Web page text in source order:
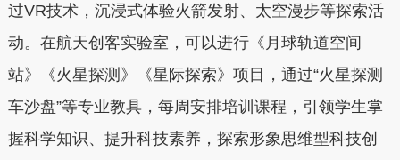
过VR技术，沉浸式体验火箭发射、太空漫步等探索活
动。在航天创客实验室，可以进行《月球轨道空间
站》《火星探测》《星际探索》项目，通过“火星探测
车沙盘”等专业教具，每周安排培训课程，引领学生掌
握科学知识、提升科技素养，探索形象思维型科技创